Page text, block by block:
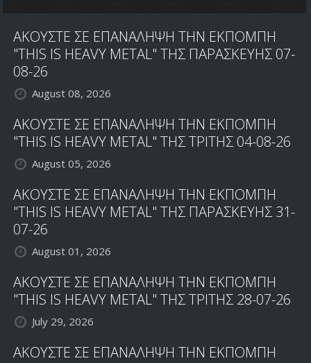
DVD
"KINGS
ΑΚΟΥΣΤΕ ΣΕ ΕΠΑΝΑΛΗΨΗ ΤΗΝ ΕΚΠΟΜΠΗ
"THIS IS HEAVY METAL" ΤΗΣ ΠΑΡΑΣΚΕΥΗΣ 07-
08-26
August 08, 2026
ΑΚΟΥΣΤΕ ΣΕ ΕΠΑΝΑΛΗΨΗ ΤΗΝ ΕΚΠΟΜΠΗ
"THIS IS HEAVY METAL" ΤΗΣ ΤΡΙΤΗΣ 04-08-26
August 05, 2026
ΑΚΟΥΣΤΕ ΣΕ ΕΠΑΝΑΛΗΨΗ ΤΗΝ ΕΚΠΟΜΠΗ
"THIS IS HEAVY METAL" ΤΗΣ ΠΑΡΑΣΚΕΥΗΣ 31-
07-26
August 01, 2026
ΑΚΟΥΣΤΕ ΣΕ ΕΠΑΝΑΛΗΨΗ ΤΗΝ ΕΚΠΟΜΠΗ
"THIS IS HEAVY METAL" ΤΗΣ ΤΡΙΤΗΣ 28-07-26
July 29, 2026
ΑΚΟΥΣΤΕ ΣΕ ΕΠΑΝΑΛΗΨΗ ΤΗΝ ΕΚΠΟΜΠΗ